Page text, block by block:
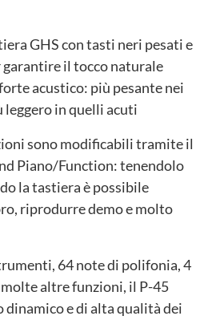
GHS con tasti neri pesati e
il tocco naturale
acustico: più pesante nei
leggero in quelli acuti
sono modificabili tramite il
Piano/Function: tenendolo
la tastiera è possibile
riprodurre demo e molto
64 note di polifonia, 4
altre funzioni, il P-45
dinamico e di alta qualità dei